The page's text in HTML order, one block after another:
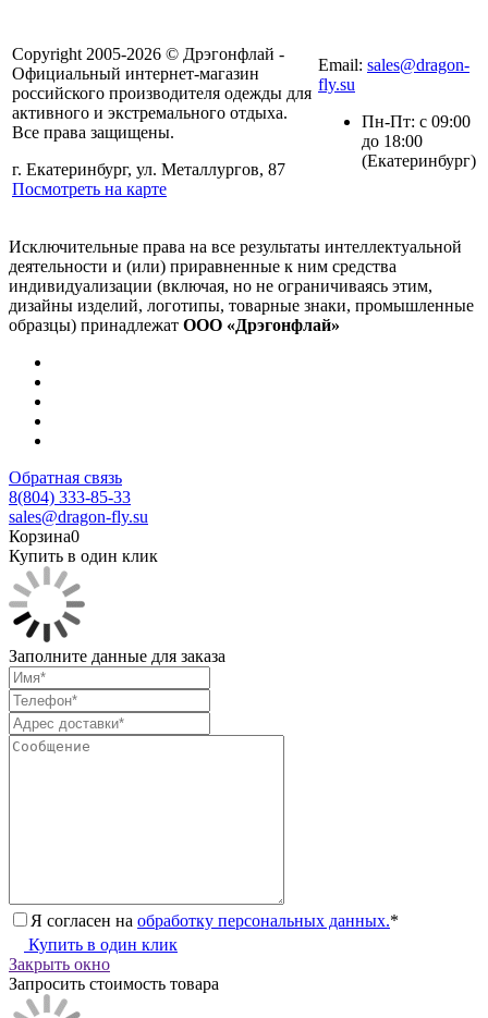
Copyright 2005-2026 © Дрэгонфлай -
Официальный интернет-магазин
российского производителя одежды для
активного и экстремального отдыха.
Все права защищены.
г. Екатеринбург, ул. Металлургов, 87
Посмотреть на карте
Email: sales@dragon-
fly.su
Пн-Пт: с 09:00
до 18:00
(Екатеринбург)
Исключительные права на все результаты интеллектуальной
деятельности и (или) приравненные к ним средства
индивидуализации (включая, но не ограничиваясь этим,
дизайны изделий, логотипы, товарные знаки, промышленные
образцы) принадлежат ООО «Дрэгонфлай»
Обратная связь
8(804) 333-85-33
sales@dragon-fly.su
Корзина0
Купить в один клик
Заполните данные для заказа
Я согласен на обработку персональных данных.*
Купить в один клик
Закрыть окно
Запросить стоимость товара